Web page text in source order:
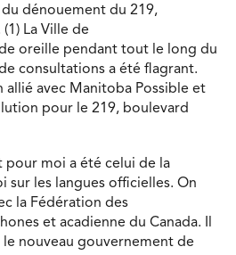
du dénouement du 219,
La Ville de
oreille pendant tout le long du
consultations a été flagrant.
allié avec Manitoba Possible et
pour le 219, boulevard
pour moi a été celui de la
sur les langues officielles. On
la Fédération des
et acadienne du Canada. Il
nouveau gouvernement de